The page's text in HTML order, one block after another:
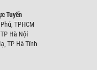
Tuyến
TPHCM
Hà Nội
TP Hà Tĩnh